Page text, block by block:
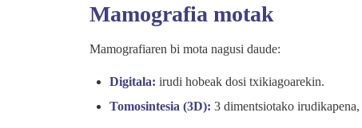
Mamografia motak
Mamografiaren bi mota nagusi daude:
Digitala: irudi hobeak dosi txikiagoarekin.
Tomosintesia (3D): 3 dimentsiotako